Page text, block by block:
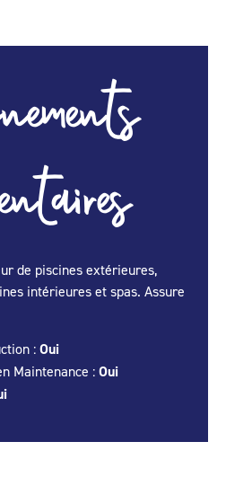
de piscines extérieures,
intérieures et spas. Assure
: Oui
Maintenance : Oui